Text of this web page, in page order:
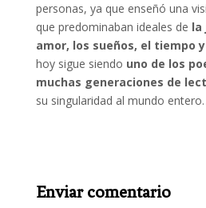
personas, ya que enseñó una
que predominaban ideales de la
amor, los sueños, el tiempo
hoy sigue siendo uno de los
muchas generaciones de
su singularidad al mundo entero.
Enviar comentario